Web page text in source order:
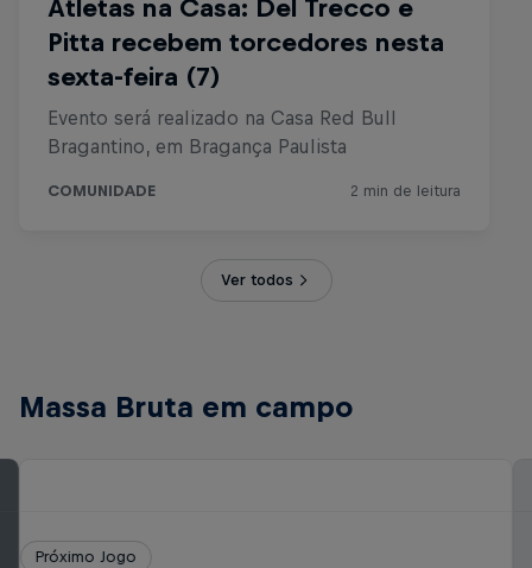
Ver todos
Massa Bruta em campo
Próximo Jogo